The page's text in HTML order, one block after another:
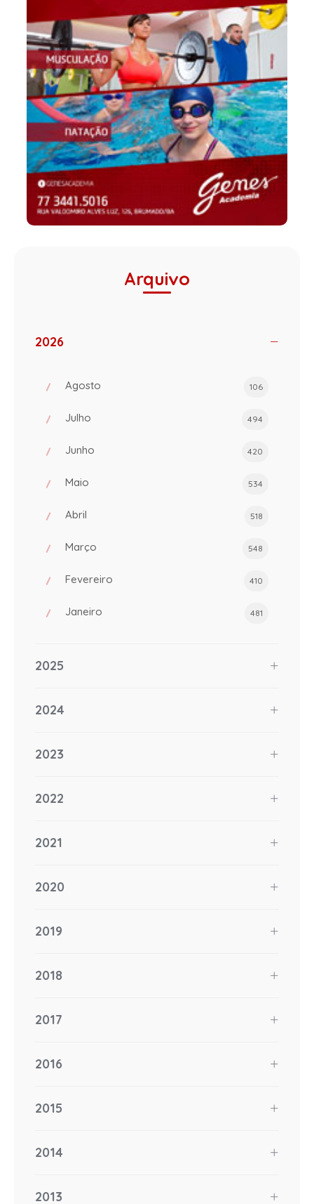
Arquivo
2026
Agosto 106
Julho 494
Junho 420
Maio 534
Abril 518
Março 548
Fevereiro 410
Janeiro 481
2025
2024
2023
2022
2021
2020
2019
2018
2017
2016
2015
2014
2013